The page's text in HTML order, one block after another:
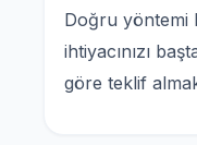
Doğru yöntemi
ihtiyacınızı
göre teklif